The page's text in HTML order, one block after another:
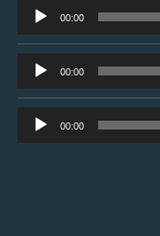
Tocador
de
áudio
00:00
Tocador
de
áudio
00:00
Tocador
de
00:00